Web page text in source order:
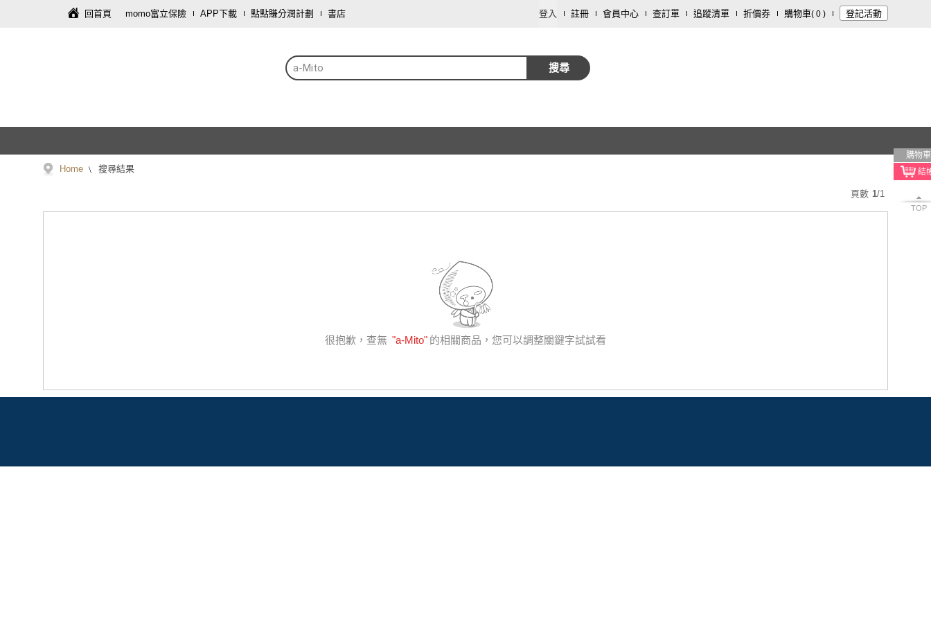
回首頁 momo富立保險 APP下載 點點賺分潤計劃 書店 登入 註冊 會員中心 查訂單 追蹤清單 折價券 購物車( 0 ) 登記活動
a-Mito 搜尋
購物車
TOP
Home 搜尋結果
頁數 1/1
很抱歉，查無 "a-Mito" 的相關商品，您可以調整關鍵字試試看